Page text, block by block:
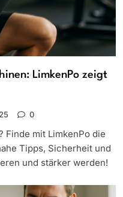
LimkenPo zeigt
0
Finde mit LimkenPo die
Tipps, Sicherheit und
und stärker werden!